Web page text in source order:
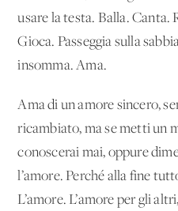
usare la testa. Balla. Canta.
Gioca. Passeggia sulla
insomma. Ama.
Ama di un amore sincero,
ricambiato, ma se metti un
conoscerai mai, oppure
l’amore. Perché alla fine
L’amore. L’amore per gli